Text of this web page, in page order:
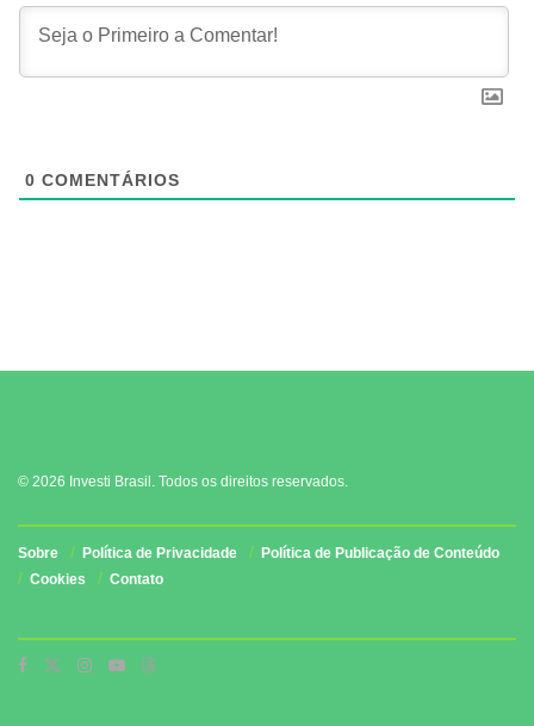
0 COMENTÁRIOS
© 2026 Investi Brasil. Todos os direitos reservados.
Sobre Política de Privacidade
Política de Publicação de Conteúdo
Cookies
Contato